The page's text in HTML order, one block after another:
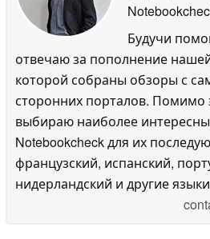
Будучи
отвечаю за пополнение
которой собраны обзоры с
сторонних порталов. Помимо
выбираю наиболее
Notebookcheck для их
французский, испанский,
нидерландский и другие